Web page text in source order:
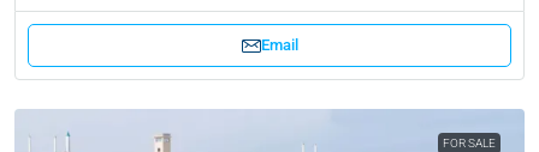
Email
FOR SALE